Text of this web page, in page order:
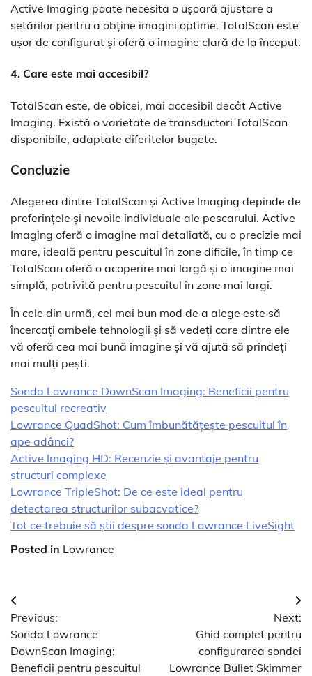
Active Imaging poate necesita o ușoară ajustare a
setărilor pentru a obține imagini optime. TotalScan este
ușor de configurat și oferă o imagine clară de la început.
4. Care este mai accesibil?
TotalScan este, de obicei, mai accesibil decât Active
Imaging. Există o varietate de transductori TotalScan
disponibile, adaptate diferitelor bugete.
Concluzie
Alegerea dintre TotalScan și Active Imaging depinde de
preferințele și nevoile individuale ale pescarului. Active
Imaging oferă o imagine mai detaliată, cu o precizie mai
mare, ideală pentru pescuitul în zone dificile, în timp ce
TotalScan oferă o acoperire mai largă și o imagine mai
simplă, potrivită pentru pescuitul în zone mai largi.
În cele din urmă, cel mai bun mod de a alege este să
încercați ambele tehnologii și să vedeți care dintre ele
vă oferă cea mai bună imagine și vă ajută să prindeți
mai mulți pești.
Sonda Lowrance DownScan Imaging: Beneficii pentru
pescuitul recreativ
Lowrance QuadShot: Cum îmbunătățește pescuitul în
ape adânci?
Active Imaging HD: Recenzie și avantaje pentru
structuri complexe
Lowrance TripleShot: De ce este ideal pentru
detectarea structurilor subacvatice?
Tot ce trebuie să știi despre sonda Lowrance LiveSight
Posted in Lowrance
Navigare
în
articole
Previous:
Sonda Lowrance
DownScan Imaging:
Beneficii pentru pescuitul
Next:
Ghid complet pentru
configurarea sondei
Lowrance Bullet Skimmer